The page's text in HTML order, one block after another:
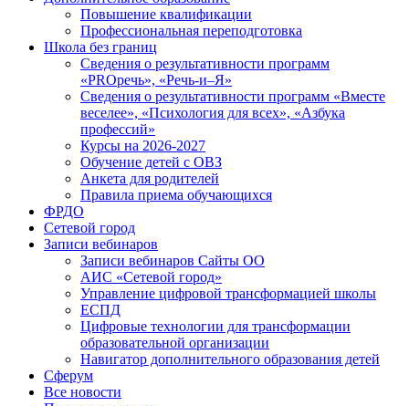
Повышение квалификации
Профессиональная переподготовка
Школа без границ
Сведения о результативности программ
«PROречь», «Речь-и–Я»
Сведения о результативности программ «Вместе
веселее», «Психология для всех», «Азбука
профессий»
Курсы на 2026-2027
Обучение детей с ОВЗ
Анкета для родителей
Правила приема обучающихся
ФРДО
Сетевой город
Записи вебинаров
Записи вебинаров Сайты ОО
АИС «Сетевой город»
Управление цифровой трансформацией школы
ЕСПД
Цифровые технологии для трансформации
образовательной организации
Навигатор дополнительного образования детей
Сферум
Все новости